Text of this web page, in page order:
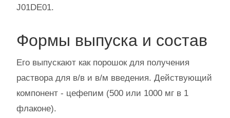
J01DE01.
Формы выпуска и состав
Его выпускают как порошок для получения
раствора для в/в и в/м введения. Действующий
компонент - цефепим (500 или 1000 мг в 1
флаконе).